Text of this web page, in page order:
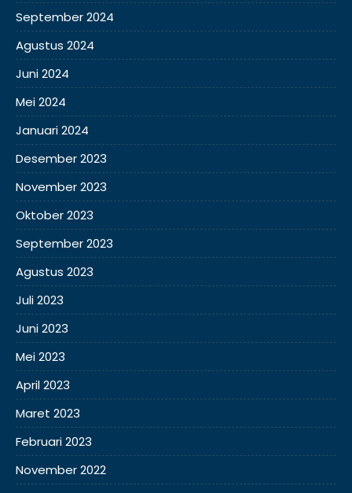
September 2024
Agustus 2024
Juni 2024
Mei 2024
Januari 2024
Desember 2023
November 2023
Oktober 2023
September 2023
Agustus 2023
Juli 2023
Juni 2023
Mei 2023
April 2023
Maret 2023
Februari 2023
November 2022